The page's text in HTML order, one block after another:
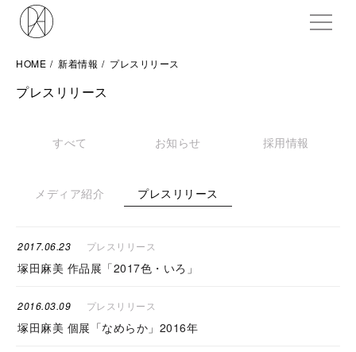
HOME 新着情報 プレスリリース
プレスリリース
すべて お知らせ 採用情報
メディア紹介 プレスリリース
2017.06.23 プレスリリース
塚田麻美 作品展「2017色・いろ」
2016.03.09 プレスリリース
塚田麻美 個展「なめらか」2016年